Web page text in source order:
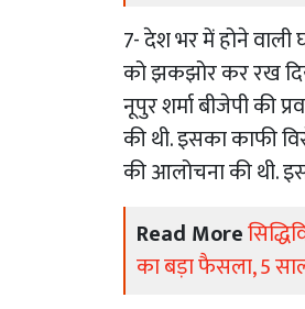
7- देश भर में होने
को झकझोर कर रख
नूपुर शर्मा बीजेपी की
की थी. इसका काफी
की आलोचना की थी.
Read More
का बड़ा फैसला, 5